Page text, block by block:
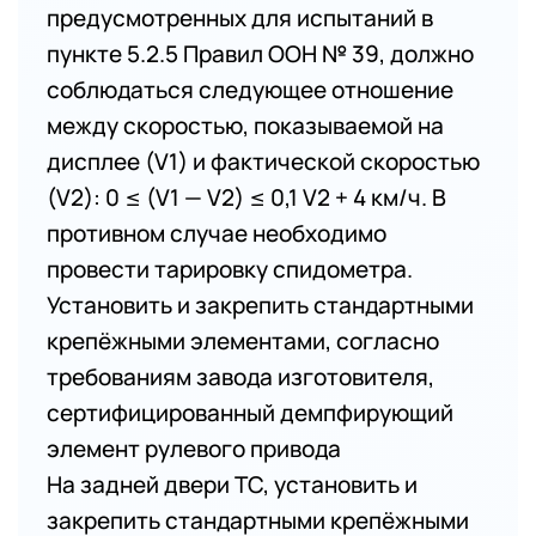
предусмотренных для испытаний в
пункте 5.2.5 Правил ООН № 39, должно
соблюдаться следующее отношение
между скоростью, показываемой на
дисплее (V1) и фактической скоростью
(V2): 0 ≤ (V1 — V2) ≤ 0,1 V2 + 4 км/ч. В
противном случае необходимо
провести тарировку спидометра.
Установить и закрепить стандартными
крепёжными элементами, согласно
требованиям завода изготовителя,
сертифицированный демпфирующий
элемент рулевого привода
На задней двери ТС, установить и
закрепить стандартными крепёжными